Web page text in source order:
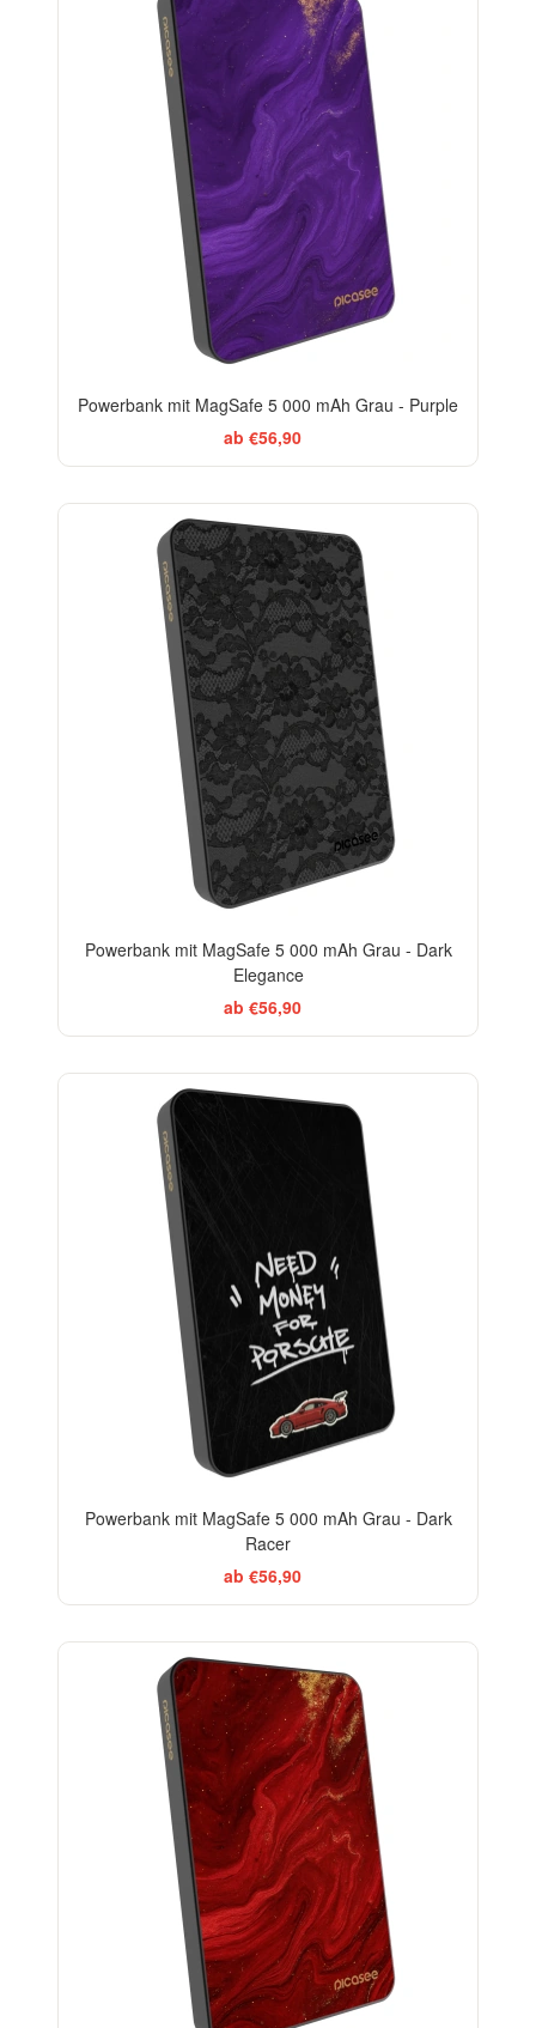
Powerbank mit MagSafe 5 000 mAh Grau - Purple
ab €56,90
Powerbank mit MagSafe 5 000 mAh Grau - Dark
Elegance
ab €56,90
Powerbank mit MagSafe 5 000 mAh Grau - Dark
Racer
ab €56,90